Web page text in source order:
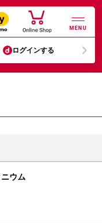
MENU
ログインする
ウム